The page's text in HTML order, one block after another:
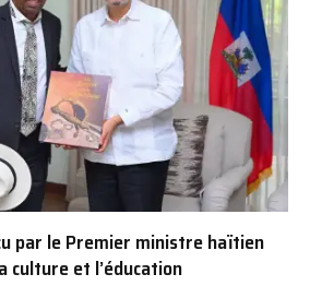
par le Premier ministre haïtien
culture et l’éducation